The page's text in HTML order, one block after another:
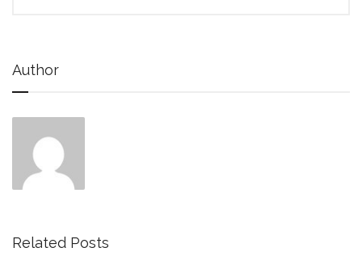
Author
Related Posts